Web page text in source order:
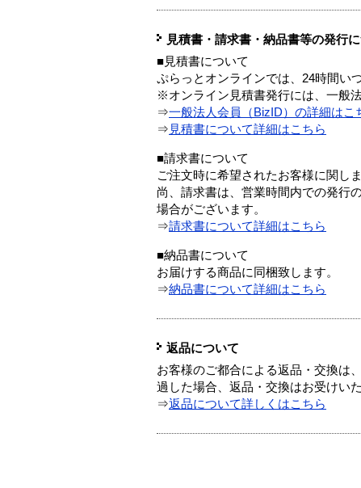
見積書・請求書・納品書等の発行
■見積書について
ぷらっとオンラインでは、24時間い
※オンライン見積書発行には、一般
⇒一般法人会員（BizID）の詳細はこ
⇒ 見積書について詳細はこちら
■請求書について
ご注文時に希望されたお客様に関し
尚、請求書は、営業時間内での発行
場合がございます。
⇒請求書について詳細はこちら
■納品書について
お届けする商品に同梱致します。
⇒納品書について詳細はこちら
返品について
お客様のご都合による返品・交換は
過した場合、返品・交換はお受けい
⇒返品について詳しくはこちら